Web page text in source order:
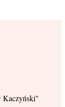
Kaczyński"